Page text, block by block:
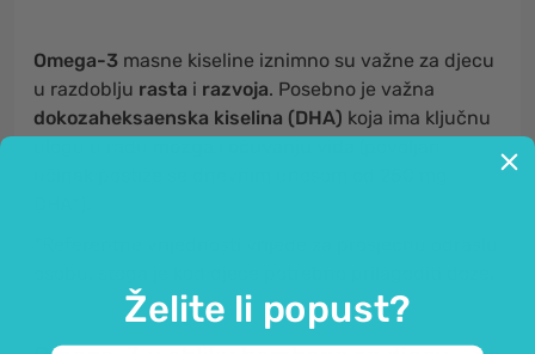
Omega-3 masne kiseline iznimno su važne za djecu
u razdoblju rasta i razvoja. Posebno je važna
dokozaheksaenska kiselina (DHA) koja ima ključnu
Želite li popust?